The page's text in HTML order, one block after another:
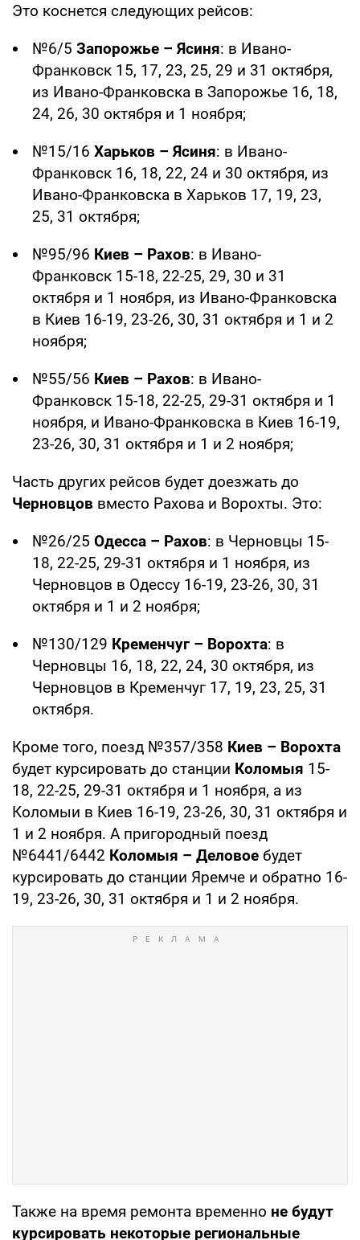
Это коснется следующих рейсов:
№6/5 Запорожье – Ясиня: в Ивано-
Франковск 15, 17, 23, 25, 29 и 31 октября,
из Ивано-Франковска в Запорожье 16, 18,
24, 26, 30 октября и 1 ноября;
№15/16 Харьков – Ясиня: в Ивано-
Франковск 16, 18, 22, 24 и 30 октября, из
Ивано-Франковска в Харьков 17, 19, 23,
25, 31 октября;
№95/96 Киев – Рахов: в Ивано-
Франковск 15-18, 22-25, 29, 30 и 31
октября и 1 ноября, из Ивано-Франковска
в Киев 16-19, 23-26, 30, 31 октября и 1 и 2
ноября;
№55/56 Киев – Рахов: в Ивано-
Франковск 15-18, 22-25, 29-31 октября и 1
ноября, и Ивано-Франковска в Киев 16-19,
23-26, 30, 31 октября и 1 и 2 ноября;
Часть других рейсов будет доезжать до
Черновцов вместо Рахова и Ворохты. Это:
№26/25 Одесса – Рахов: в Черновцы 15-
18, 22-25, 29-31 октября и 1 ноября, из
Черновцов в Одессу 16-19, 23-26, 30, 31
октября и 1 и 2 ноября;
№130/129 Кременчуг – Ворохта: в
Черновцы 16, 18, 22, 24, 30 октября, из
Черновцов в Кременчуг 17, 19, 23, 25, 31
октября.
Кроме того, поезд №357/358 Киев – Ворохта
будет курсировать до станции Коломыя 15-
18, 22-25, 29-31 октября и 1 ноября, а из
Коломыи в Киев 16-19, 23-26, 30, 31 октября и
1 и 2 ноября. А пригородный поезд
№6441/6442 Коломыя – Деловое будет
курсировать до станции Яремче и обратно 16-
19, 23-26, 30, 31 октября и 1 и 2 ноября.
Также на время ремонта временно не будут
курсировать некоторые региональные